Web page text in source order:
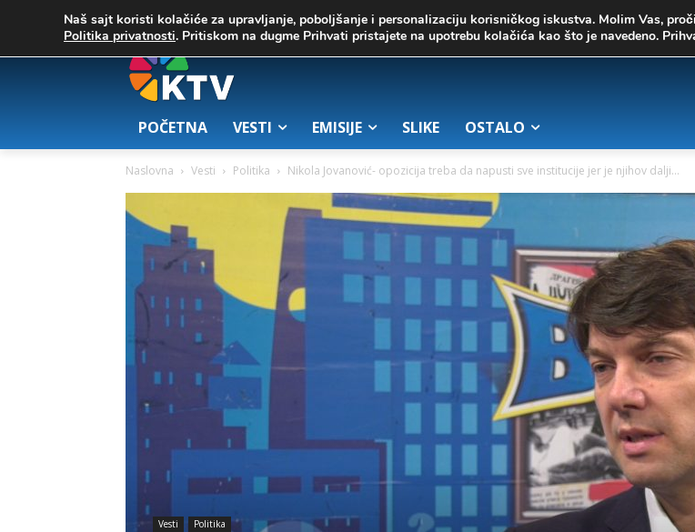
25.7 Zrenjanin 02. август 2026.
POČETNA VESTI EMISIJE SLIKE OSTALO
Naslovna Vesti Politika Nikola Jovanović- opozicija treba da napusti sve institucije jer je njihov dalji...
Vesti Politika
Naš sajt koristi kolačiće za upravljanje, poboljšanje i personalizaciju korisničkog iskustva. Molim Vas,
Politika privatnosti. Pritiskom na dugme Prihvati pristajete na upotrebu kolačića kao što je navedeno.